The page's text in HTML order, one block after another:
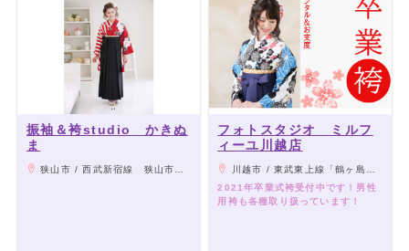
振袖＆袴studio かきぬ
ま
狭山市 / 西武新宿線 狭山市駅から徒歩10分
フォトスタジオ ミルフ
ィーユ川越店
川越市 / 東武東上線「鶴ヶ島駅」西口より車で8分、JR川越線「笠幡駅」より車で6分
2021年卒業式袴受付中です！男性
用袴も各種取り扱っています！